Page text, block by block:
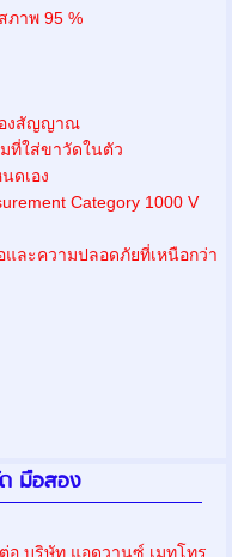
ภาพ 95 %
องสัญญาณ
ที่ใส่ขาวัดในตัว
ดเอง
Category 1000 V
และความปลอดภัยที่เหนือกว่า
มือสอง
บริษัท แอดวานซ์ เมทโทร